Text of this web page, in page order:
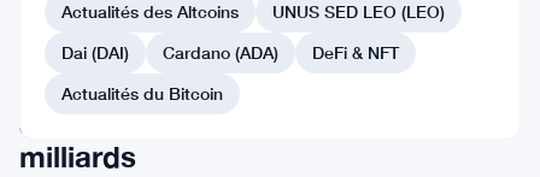
veut
vendre
pour
3
milliards
Actualités des Altcoins
UNUS SED LEO (LEO)
Dai (DAI)
Cardano (ADA)
DeFi & NFT
Actualités du Bitcoin